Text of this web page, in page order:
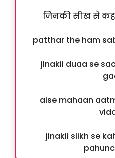
जिनकी सीख से
patthar the ham
jinakii duaa se
aise mahaan
jinakii siikh se